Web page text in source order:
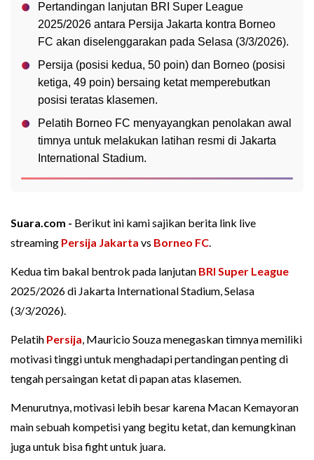
Pertandingan lanjutan BRI Super League
2025/2026 antara Persija Jakarta kontra Borneo
FC akan diselenggarakan pada Selasa (3/3/2026).
Persija (posisi kedua, 50 poin) dan Borneo (posisi
ketiga, 49 poin) bersaing ketat memperebutkan
posisi teratas klasemen.
Pelatih Borneo FC menyayangkan penolakan awal
timnya untuk melakukan latihan resmi di Jakarta
International Stadium.
Suara.com - Berikut ini kami sajikan berita link live
streaming Persija Jakarta vs Borneo FC.
Kedua tim bakal bentrok pada lanjutan BRI Super League
2025/2026 di Jakarta International Stadium, Selasa
(3/3/2026).
Pelatih Persija, Mauricio Souza menegaskan timnya memiliki
motivasi tinggi untuk menghadapi pertandingan penting di
tengah persaingan ketat di papan atas klasemen.
Menurutnya, motivasi lebih besar karena Macan Kemayoran
main sebuah kompetisi yang begitu ketat, dan kemungkinan
juga untuk bisa fight untuk juara.